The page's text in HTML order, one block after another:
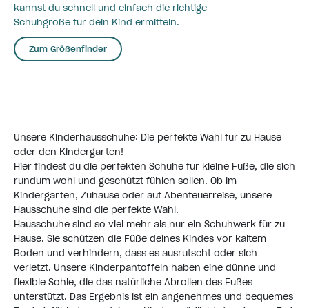
kannst du schnell und einfach die richtige
Schuhgröße für dein Kind ermitteln.
Zum Größenfinder
Unsere Kinderhausschuhe: Die perfekte Wahl für zu Hause
oder den Kindergarten!
Hier findest du die perfekten Schuhe für kleine Füße, die sich
rundum wohl und geschützt fühlen sollen. Ob im
Kindergarten, Zuhause oder auf Abenteuerreise, unsere
Hausschuhe sind die perfekte Wahl.
Hausschuhe sind so viel mehr als nur ein Schuhwerk für zu
Hause. Sie schützen die Füße deines Kindes vor kaltem
Boden und verhindern, dass es ausrutscht oder sich
verletzt. Unsere Kinderpantoffeln haben eine dünne und
flexible Sohle, die das natürliche Abrollen des Fußes
unterstützt. Das Ergebnis ist ein angenehmes und bequemes